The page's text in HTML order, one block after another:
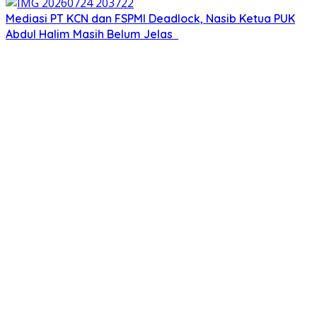
Mediasi PT KCN dan FSPMI Deadlock, Nasib Ketua PUK
Abdul Halim Masih Belum Jelas